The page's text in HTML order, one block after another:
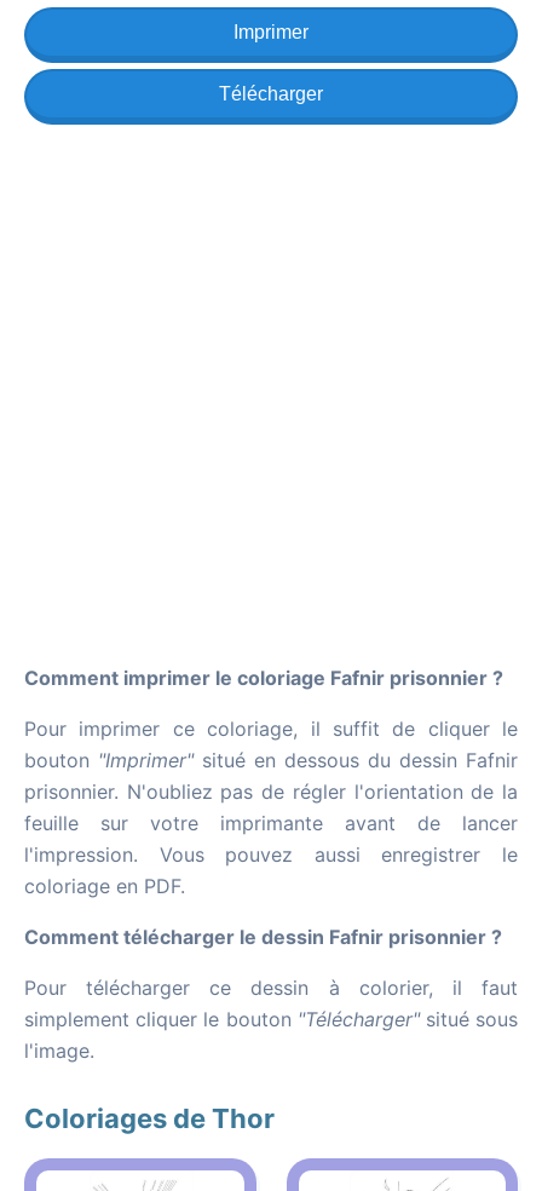
Imprimer
Télécharger
Comment imprimer le coloriage Fafnir prisonnier ?
Pour imprimer ce coloriage, il suffit de cliquer le
bouton "Imprimer"situé en dessous du dessin Fafnir
prisonnier. N'oubliez pas de régler l'orientation de la
feuille sur votre imprimante avant de lancer
l'impression. Vous pouvez aussi enregistrer le
coloriage en PDF.
Comment télécharger le dessin Fafnir prisonnier ?
Pour télécharger ce dessin à colorier, il faut
simplement cliquer le bouton "Télécharger"situé sous
l'image.
Coloriages de Thor